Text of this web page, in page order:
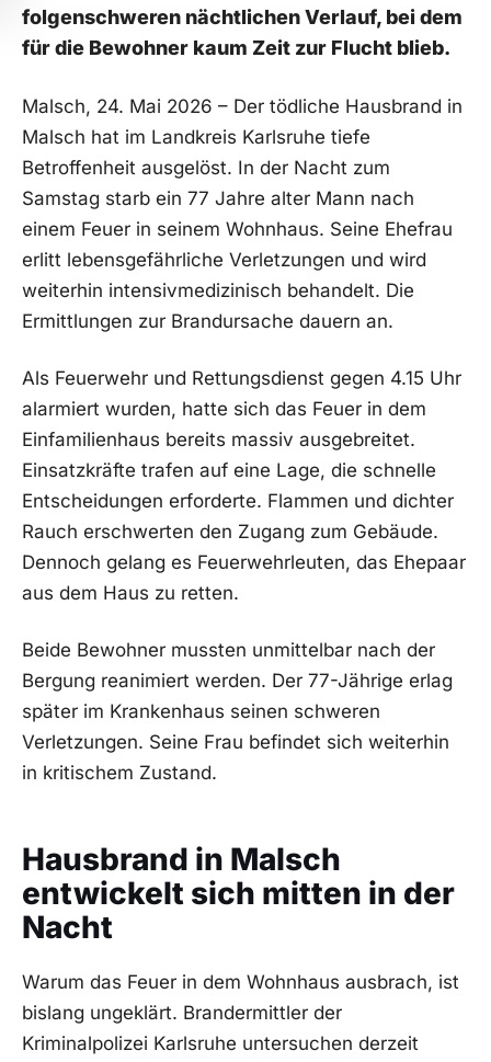
folgenschweren nächtlichen Verlauf, bei dem
für die Bewohner kaum Zeit zur Flucht blieb.
Malsch, 24. Mai 2026 – Der tödliche Hausbrand in
Malsch hat im Landkreis Karlsruhe tiefe
Betroffenheit ausgelöst. In der Nacht zum
Samstag starb ein 77 Jahre alter Mann nach
einem Feuer in seinem Wohnhaus. Seine Ehefrau
erlitt lebensgefährliche Verletzungen und wird
weiterhin intensivmedizinisch behandelt. Die
Ermittlungen zur Brandursache dauern an.
Als Feuerwehr und Rettungsdienst gegen 4.15 Uhr
alarmiert wurden, hatte sich das Feuer in dem
Einfamilienhaus bereits massiv ausgebreitet.
Einsatzkräfte trafen auf eine Lage, die schnelle
Entscheidungen erforderte. Flammen und dichter
Rauch erschwerten den Zugang zum Gebäude.
Dennoch gelang es Feuerwehrleuten, das Ehepaar
aus dem Haus zu retten.
Beide Bewohner mussten unmittelbar nach der
Bergung reanimiert werden. Der 77-Jährige erlag
später im Krankenhaus seinen schweren
Verletzungen. Seine Frau befindet sich weiterhin
in kritischem Zustand.
Hausbrand in Malsch
entwickelt sich mitten in der
Nacht
Warum das Feuer in dem Wohnhaus ausbrach, ist
bislang ungeklärt. Brandermittler der
Kriminalpolizei Karlsruhe untersuchen derzeit